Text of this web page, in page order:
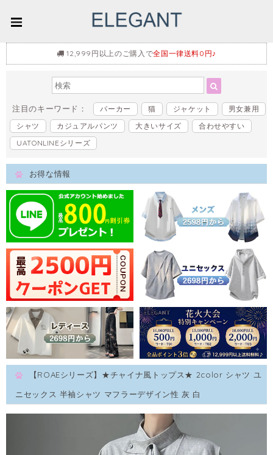
12,999円以上のご購入で全国一律送料0円♪
注目のキーワード： パーカー 猫 ジャケット
男女兼用
シャツ
カジュアルパンツ 大きいサイズ
合わせやすい
UATONLINEシリーズ
お得な情報
【ROAEシリーズ】★チャイナ風トップス★ 2color シャツ ユ
ニセックス 半袖シャツ マフラーデザイン性 灰 白